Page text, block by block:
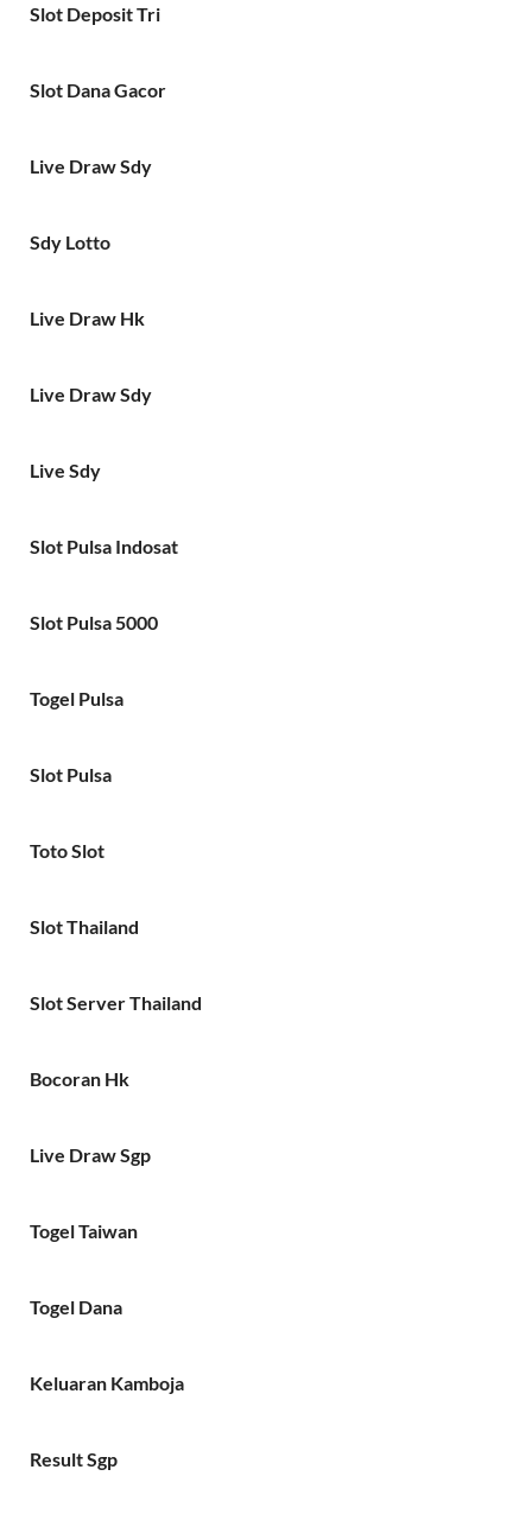
Slot Deposit Tri
Slot Dana Gacor
Live Draw Sdy
Sdy Lotto
Live Draw Hk
Live Draw Sdy
Live Sdy
Slot Pulsa Indosat
Slot Pulsa 5000
Togel Pulsa
Slot Pulsa
Toto Slot
Slot Thailand
Slot Server Thailand
Bocoran Hk
Live Draw Sgp
Togel Taiwan
Togel Dana
Keluaran Kamboja
Result Sgp